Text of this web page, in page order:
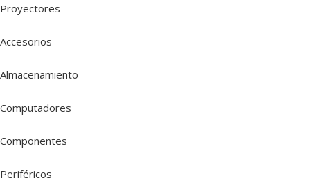
Proyectores
Accesorios
Almacenamiento
Computadores
Componentes
Periféricos